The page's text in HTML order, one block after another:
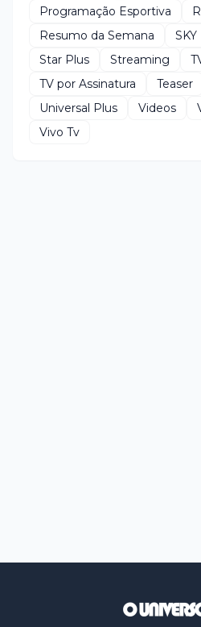
Programação Esportiva
Resumo da Semana
Star Plus
Streaming
TV por Assinatura
Teaser
Universal Plus
Videos
Vivo Tv